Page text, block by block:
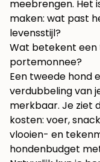
meebrengen. Het
maken: wat past
levensstijl?
Wat betekent een
portemonnee?
Een tweede hond
verdubbeling van
merkbaar. Je ziet
kosten: voer,
vlooien- en
hondenbudget